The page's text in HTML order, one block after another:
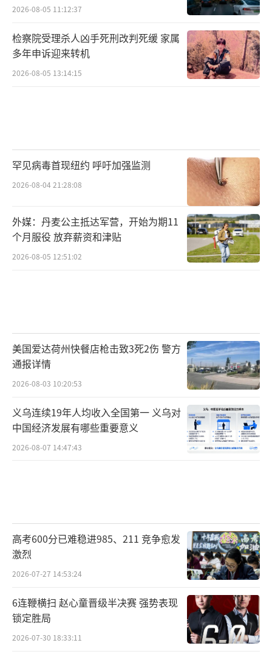
2026-08-05 11:12:37
检察院受理杀人凶手死刑改判死缓 家属
多年申诉迎来转机
2026-08-05 13:14:15
罕见病毒首现纽约 呼吁加强监测
2026-08-04 21:28:08
外媒：丹麦公主抵达军营，开始为期11
个月服役 放弃薪资和津贴
2026-08-05 12:51:02
美国爱达荷州快餐店枪击致3死2伤 警方
通报详情
2026-08-03 10:20:53
义乌连续19年人均收入全国第一 义乌对
中国经济发展有哪些重要意义
2026-08-07 14:47:43
高考600分已难稳进985、211 竞争愈发
激烈
2026-07-27 14:53:24
6连鞭横扫 赵心童晋级半决赛 强势表现
锁定胜局
2026-07-30 18:33:11